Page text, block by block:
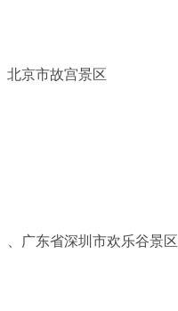
北京市故宫景区
、广东省深圳市欢乐谷景区